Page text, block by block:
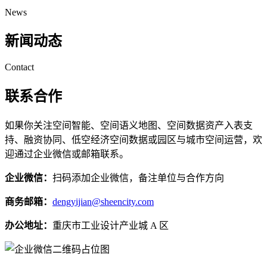
News
新闻动态
Contact
联系合作
如果你关注空间智能、空间语义地图、空间数据资产入表支
持、融资协同、低空经济空间数据或园区与城市空间运营，欢
迎通过企业微信或邮箱联系。
企业微信： 扫码添加企业微信，备注单位与合作方向
商务邮箱： dengyijian@sheencity.com
办公地址： 重庆市工业设计产业城 A 区